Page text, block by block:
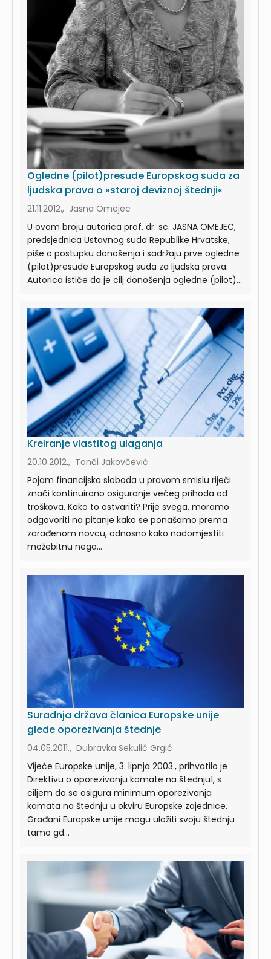
Ogledne (pilot)presude Europskog suda za
ljudska prava o »staroj deviznoj štednji«
21.11.2012., Jasna Omejec
U ovom broju autorica prof. dr. sc. JASNA OMEJEC,
predsjednica Ustavnog suda Republike Hrvatske,
piše o postupku donošenja i sadržaju prve ogledne
(pilot)presude Europskog suda za ljudska prava.
Autorica ističe da je cilj donošenja ogledne (pilot)...
Kreiranje vlastitog ulaganja
20.10.2012., Tonči Jakovčević
Pojam financijska sloboda u pravom smislu riječi
znači kontinuirano osiguranje većeg prihoda od
troškova. Kako to ostvariti? Prije svega, moramo
odgovoriti na pitanje kako se ponašamo prema
zarađenom novcu, odnosno kako nadomjestiti
možebitnu nega...
Suradnja država članica Europske unije
glede oporezivanja štednje
04.05.2011., Dubravka Sekulić Grgić
Vijeće Europske unije, 3. lipnja 2003., prihvatilo je
Direktivu o oporezivanju kamate na štednju1, s
ciljem da se osigura minimum oporezivanja
kamata na štednju u okviru Europske zajednice.
Građani Europske unije mogu uložiti svoju štednju
tamo gd...